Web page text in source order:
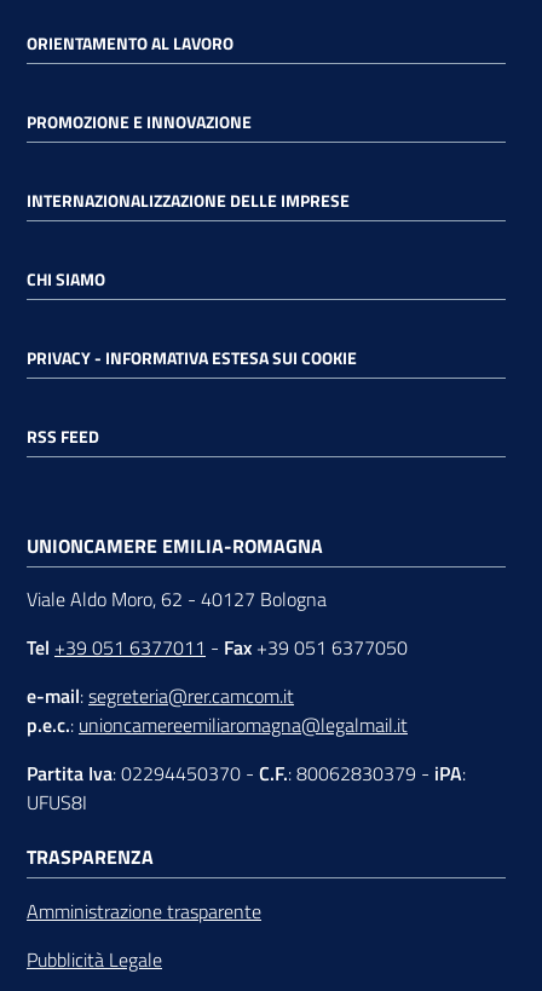
ORIENTAMENTO AL LAVORO
PROMOZIONE E INNOVAZIONE
INTERNAZIONALIZZAZIONE DELLE IMPRESE
CHI SIAMO
PRIVACY - INFORMATIVA ESTESA SUI COOKIE
RSS FEED
UNIONCAMERE EMILIA-ROMAGNA
Viale Aldo Moro, 62 - 40127 Bologna
Tel +39 051 6377011 - Fax +39 051 6377050
e-mail:segreteria@rer.camcom.it
p.e.c.: unioncamereemiliaromagna@legalmail.it
Partita Iva: 02294450370 - C.F.: 80062830379 - iPA:
UFUS8I
TRASPARENZA
Amministrazione trasparente
Pubblicità Legale